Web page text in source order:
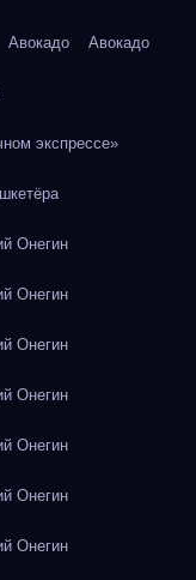
Авокадо Авокадо
экспрессе»
Онегин
Онегин
Онегин
Онегин
Онегин
Онегин
Онегин